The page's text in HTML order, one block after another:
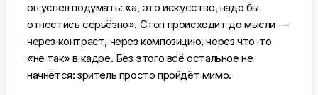
он успел подумать: «а, это искусство, надо бы
отнестись серьёзно». Стоп происходит до мысли —
через контраст, через композицию, через что-то
«не так» в кадре. Без этого всё остальное не
начнётся: зритель просто пройдёт мимо.